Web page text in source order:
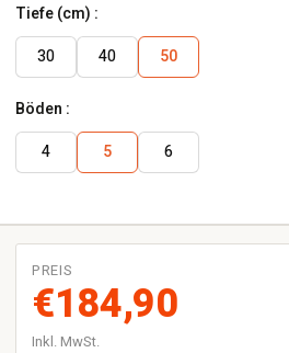
Tiefe (cm) :
30
40 50
Böden :
4
5 6
PREIS
€184,90
Inkl. MwSt.